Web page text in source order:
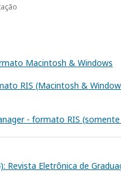
Macintosh & Windows
RIS (Macintosh &
- formato RIS
Revista Eletrônica de